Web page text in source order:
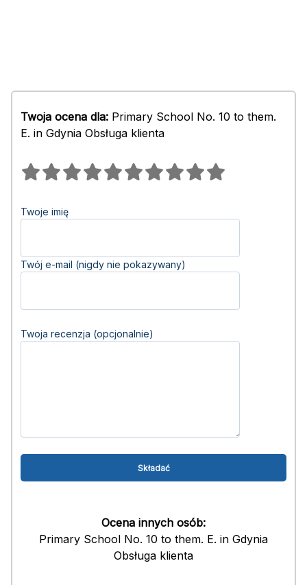
Twoja ocena dla: Primary School No. 10 to them.
E. in Gdynia Obsługa klienta
Twoje imię
Twój e-mail (nigdy nie pokazywany)
Twoja recenzja (opcjonalnie)
Ocena innych osób:
Primary School No. 10 to them. E. in Gdynia
Obsługa klienta